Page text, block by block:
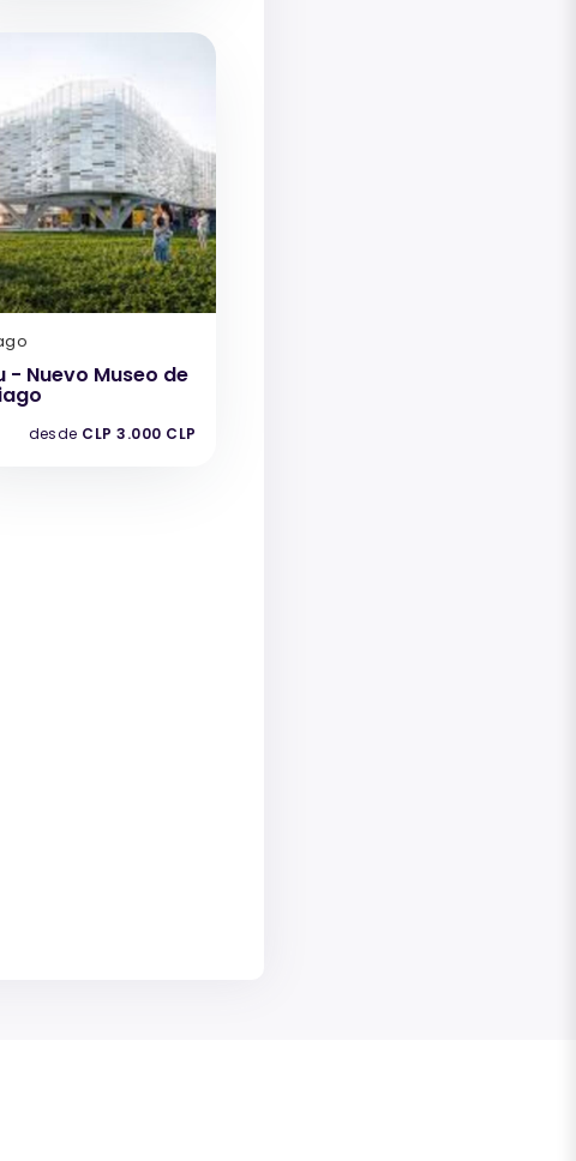
- Nuevo Museo de
desde CLP 3.000 CLP